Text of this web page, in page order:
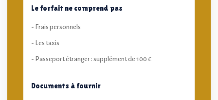
Le forfait ne comprend pas
- Frais personnels
- Les taxis
- Passeport étranger : supplément de 100 €
Documents à fournir